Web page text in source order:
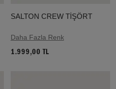
SALTON CREW TİŞÖRT
Daha Fazla Renk
1.999,00 TL